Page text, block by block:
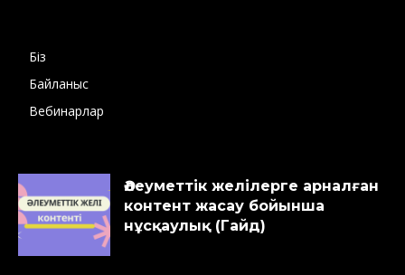
Біз
Байланыс
Вебинарлар
Әлеуметтік желілерге арналған
контент жасау бойынша
нұсқаулық (Гайд)